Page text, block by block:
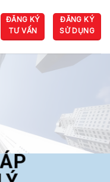
ĐĂNG KÝ
TƯ VẤN
ĐĂNG KÝ
SỬ DỤNG